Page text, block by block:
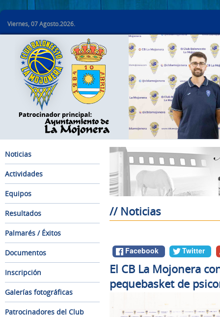
Viernes, 07 Agosto.2026.
Noticias
Actividades
Equipos
Resultados
Palmarés / Éxitos
Documentos
Inscripción
Galerías fotográficas
Patrocinadores del Club
// Noticias
Facebook Twitter
El CB La Mojonera
pequebasket de